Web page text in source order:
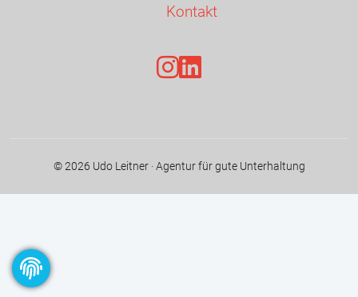
Kontakt
©2026 Udo Leitner · Agentur für gute Unterhaltung